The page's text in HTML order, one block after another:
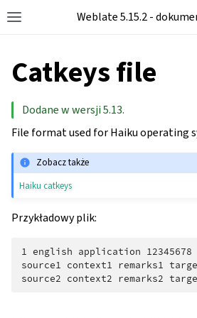
Weblate 5.15.2 -
Catkeys file
Dodane w wersji 5.13.
File format used for Haiku operating
Zobacz także
Haiku catkeys
Przykładowy plik:
1 english application 12345678
source1 context1 remarks1